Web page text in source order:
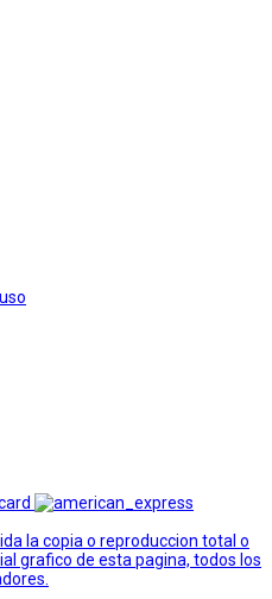
la copia o reproduccion total o
grafico de esta pagina, todos los